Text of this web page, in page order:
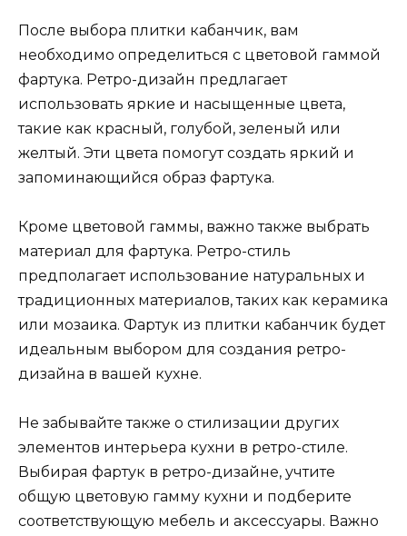
После выбора плитки кабанчик, вам
необходимо определиться с цветовой гаммой
фартука. Ретро-дизайн предлагает
использовать яркие и насыщенные цвета,
такие как красный, голубой, зеленый или
желтый. Эти цвета помогут создать яркий и
запоминающийся образ фартука.
Кроме цветовой гаммы, важно также выбрать
материал для фартука. Ретро-стиль
предполагает использование натуральных и
традиционных материалов, таких как керамика
или мозаика. Фартук из плитки кабанчик будет
идеальным выбором для создания ретро-
дизайна в вашей кухне.
Не забывайте также о стилизации других
элементов интерьера кухни в ретро-стиле.
Выбирая фартук в ретро-дизайне, учтите
общую цветовую гамму кухни и подберите
соответствующую мебель и аксессуары. Важно